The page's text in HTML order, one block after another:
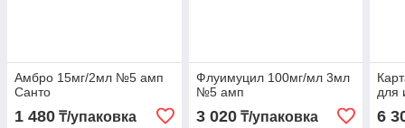
Амбро 15мг/2мл №5 амп
Санто
1 480 ₸/упаковка
Флуимуцил 100мг/мл 3мл
№5 амп
3 020₸/упаковка
для
6